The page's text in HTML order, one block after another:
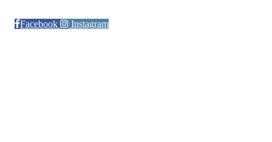
Facebook
Instagram